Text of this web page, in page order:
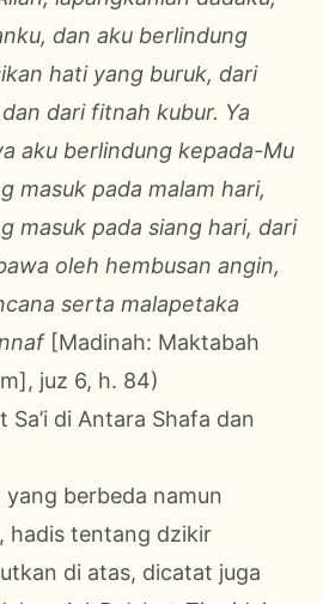
dan aku berlindung
hati yang buruk, dari
dari fitnah kubur. Ya
aku berlindung kepada-Mu
masuk pada malam hari,
masuk pada siang hari, dari
oleh hembusan angin,
serta malapetaka
[Madinah: Maktabah
juz 6, h. 84)
Sa’i di Antara Shafa dan
berbeda namun
hadis tentang dzikir
di atas, dicatat juga